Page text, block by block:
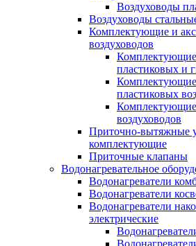
Воздуховоды
Воздуховоды
Комплектующие и
воздуховодов
пластиковых и
пластиковых
воздуховодов
Приточно-вытяжные
комплектующие
Приточные клапаны
Водонагревательное
Водонагреватели
Водонагреватели
Водонагреватели
электрические